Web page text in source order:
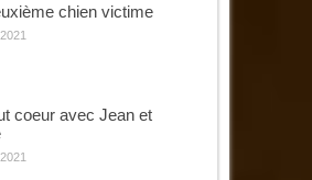
chien victime
coeur avec Jean et